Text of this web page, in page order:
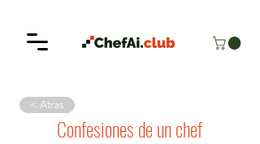
< Atras
Confesiones de un chef